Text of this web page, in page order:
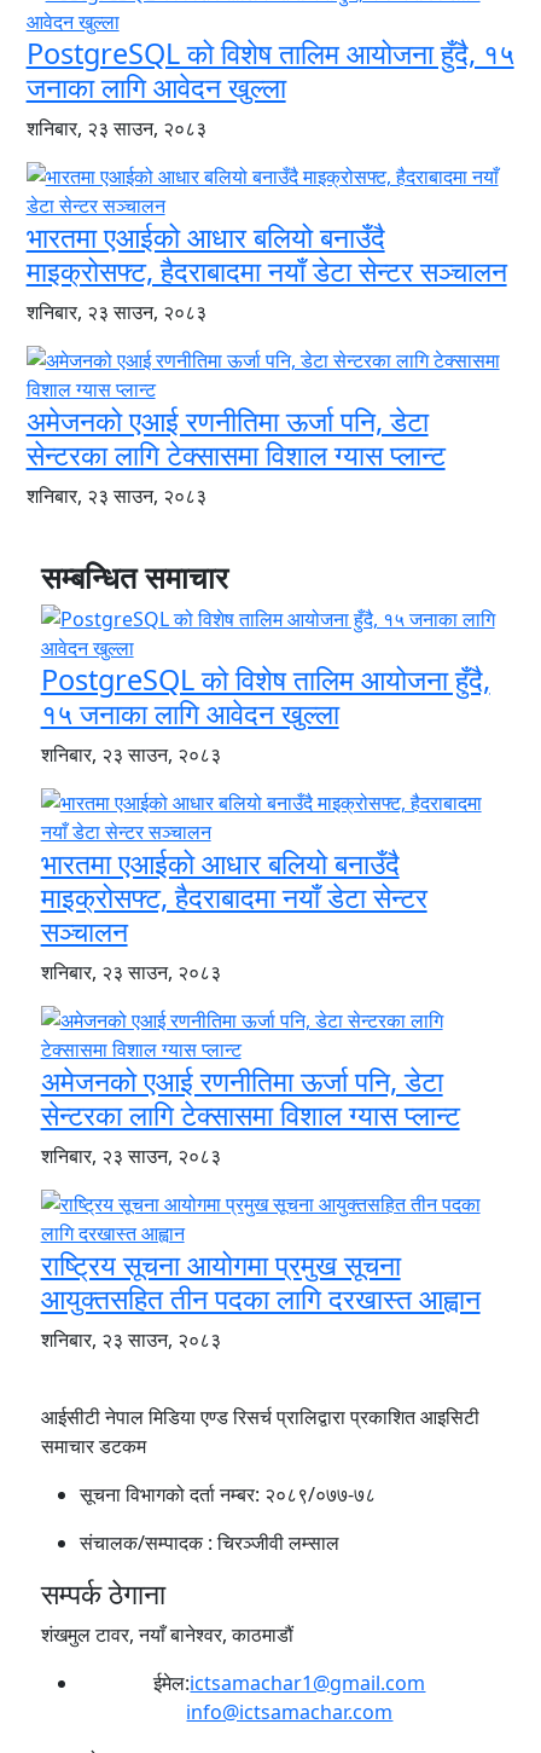
PostgreSQL को विशेष तालिम आयोजना हुँदै, १५
जनाका लागि आवेदन खुल्ला
शनिबार, २३ साउन, २०८३
भारतमा एआईको आधार बलियो बनाउँदै
माइक्रोसफ्ट, हैदराबादमा नयाँ डेटा सेन्टर सञ्चालन
शनिबार, २३ साउन, २०८३
अमेजनको एआई रणनीतिमा ऊर्जा पनि, डेटा
सेन्टरका लागि टेक्सासमा विशाल ग्यास प्लान्ट
शनिबार, २३ साउन, २०८३
सम्बन्धित समाचार
PostgreSQL को विशेष तालिम आयोजना हुँदै,
१५ जनाका लागि आवेदन खुल्ला
शनिबार, २३ साउन, २०८३
भारतमा एआईको आधार बलियो बनाउँदै
माइक्रोसफ्ट, हैदराबादमा नयाँ डेटा सेन्टर
सञ्चालन
शनिबार, २३ साउन, २०८३
अमेजनको एआई रणनीतिमा ऊर्जा पनि, डेटा
सेन्टरका लागि टेक्सासमा विशाल ग्यास प्लान्ट
शनिबार, २३ साउन, २०८३
राष्ट्रिय सूचना आयोगमा प्रमुख सूचना
आयुक्तसहित तीन पदका लागि दरखास्त आह्वान
शनिबार, २३ साउन, २०८३
आईसीटी नेपाल मिडिया एण्ड रिसर्च प्रालिद्वारा प्रकाशित आइसिटी
समाचार डटकम
सूचना विभागको दर्ता नम्बर: २०८९/०७७-७८
संचालक/सम्पादक :चिरञ्जीवी लम्साल
सम्पर्क ठेगाना
शंखमुल टावर, नयाँ बानेश्वर, काठमाडौं
ईमेल:ictsamachar1@gmail.com
info@ictsamachar.com